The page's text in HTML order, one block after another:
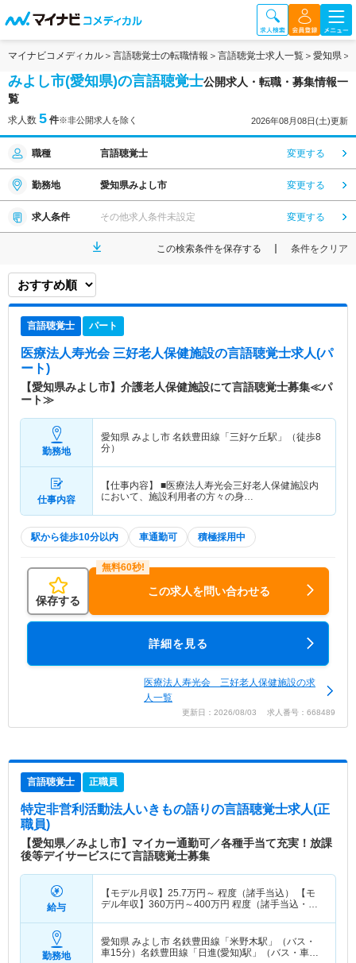
マイナビコメディカル 言語聴覚士の転職情報 言語聴覚士求人一覧 愛知県
みよし市(愛知県)の言語聴覚士公開求人・転職・募集情報一
覧
求人数 5 件※非公開求人を除く 2026年08月08日(土)更新
職種 言語聴覚士 変更する
勤務地 愛知県みよし市 変更する
求人条件 その他求人条件未設定 変更する
この検索条件を保存する 条件をクリア
言語聴覚士 パート
医療法人寿光会 三好老人保健施設の言語聴覚士求人(パ
ート)
【愛知県みよし市】介護老人保健施設にて言語聴覚士募集≪パ
ート≫
勤務地
愛知県 みよし市 名鉄豊田線「三好ケ丘駅」（徒歩8
分）
仕事内容
【仕事内容】 ■医療法人寿光会三好老人保健施設内
において、施設利用者の方々の身…
駅から徒歩10分以内 車通勤可 積極採用中
保存する
この求人を問い合わせる
詳細を見る
医療法人寿光会 三好老人保健施設の求
人一覧
更新日：2026/08/03 求人番号：668489
言語聴覚士 正職員
特定非営利活動法人いきもの語りの言語聴覚士求人(正
職員)
【愛知県／みよし市】マイカー通勤可／各種手当て充実！放課
後等デイサービスにて言語聴覚士募集
給与
【モデル月収】 25.7万円～ 程度（諸手当込） 【モ
デル年収】 360万円～400万円 程度（諸手当込・賞
勤務地
愛知県 みよし市 名鉄豊田線「米野木駅」（バス・
車15分）名鉄豊田線「日進(愛知)駅」（バス・車12